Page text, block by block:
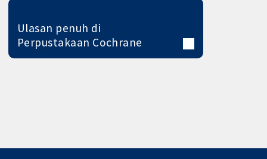
Ulasan penuh di
Perpustakaan Cochrane